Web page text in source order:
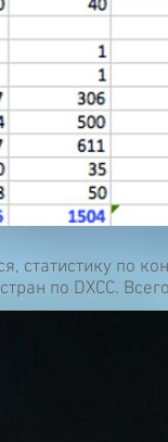
статистику по
по DXCC.